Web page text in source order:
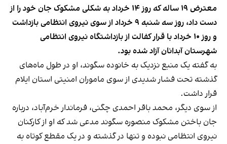
معترض ۱۹ ساله که روز ۱۴ خرداد به شکلی مشکوک جان خود را از
دست داد، روز سه شنبه ۹ خرداد از سوی نیروی انتظامی بازداشت
و روز ۱۰ خرداد با قرار کفالت از بازداشتگاه نیروی انتظامی
شهرستان آبدانان آزاد شده بود.
به گفته یک منبع نزدیک به خانوده سگوند، او در طول ماه‌های
گذشته تحت فشار شدیدی از سوی ماموران امنیتی استان ایلام
قرار داشت.
از سوی دیگر، محمد باقر احمدی چگنی، فرماندار خرم‌آباد، درباره
جان باختن مشکوک منصوره سگوند مدعی شد که او از کارکنان
نیروی انتظامی نبوده و تنها در گذشته و در یک مقطع کوتاه به